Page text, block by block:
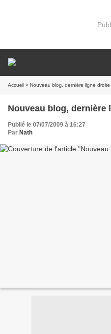
Accueil » Nouveau blog, dernière ligne droite
Nouveau blog, dernière
Publié le 07/07/2009 à 16:27
Par Nath